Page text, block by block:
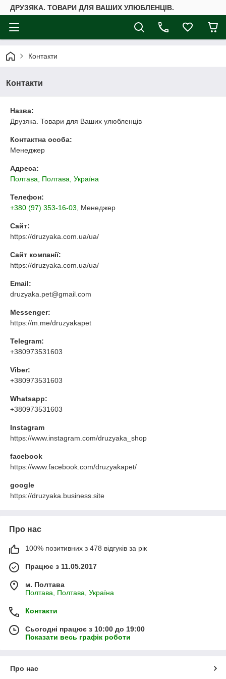
ДРУЗЯКА. ТОВАРИ ДЛЯ ВАШИХ УЛЮБЛЕНЦІВ.
Контакти
Контакти
Назва:
Друзяка. Товари для Ваших улюбленців
Контактна особа:
Менеджер
Адреса:
Полтава, Полтава, Україна
Телефон:
+380 (97) 353-16-03 , Менеджер
Сайт:
https://druzyaka.com.ua/ua/
Сайт компанії:
https://druzyaka.com.ua/ua/
Email:
druzyaka.pet@gmail.com
Messenger:
https://m.me/druzyakapet
Telegram:
+380973531603
Viber:
+380973531603
Whatsapp:
+380973531603
Instagram
https://www.instagram.com/druzyaka_shop
facebook
https://www.facebook.com/druzyakapet/
google
https://druzyaka.business.site
Про нас
100% позитивних з 478 відгуків за рік
Працює з 11.05.2017
м. Полтава
Полтава, Полтава, Україна
Контакти
Сьогодні працює з 10:00 до 19:00
Показати весь графік роботи
Про нас